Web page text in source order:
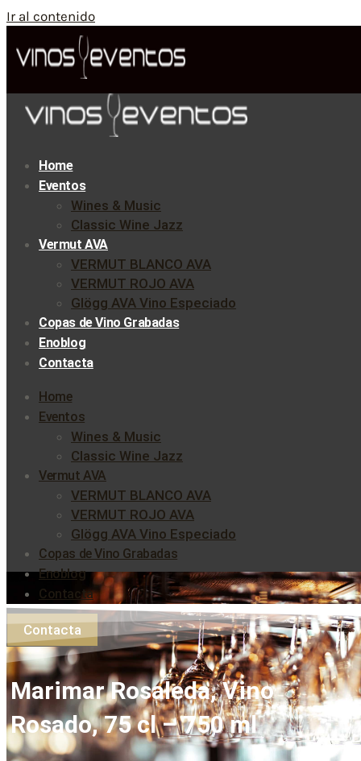
Ir al contenido
Home
Eventos
Wines & Music
Classic Wine Jazz
Vermut AVA
VERMUT BLANCO AVA
VERMUT ROJO AVA
Glögg AVA Vino Especiado
Copas de Vino Grabadas
Enoblog
Contacta
Home
Eventos
Wines & Music
Classic Wine Jazz
Vermut AVA
VERMUT BLANCO AVA
VERMUT ROJO AVA
Glögg AVA Vino Especiado
Copas de Vino Grabadas
Enoblog
Contacta
Contacta
Marimar Rosaleda, Vino
Rosado, 75 cl – 750 ml